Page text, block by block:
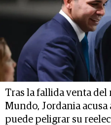
Tras la fallida venta del
Mundo, Jordania
puede peligrar su